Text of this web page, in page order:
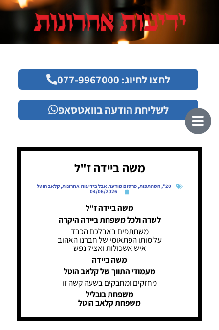
לחצו לחיוג: 077-9967000
לשליחת הודעה בוואטסאפ
משה ביידה ז"ל
20"
,השתתפות,פרסום מודעת אבל בידיעות אחרונות,קלאב הוטל
04/06/2026
משה ביידה ז"ל
לשרה ולכל משפחת ביידה היקרה
משתתפים באבלכם הכבד
על מותו הפתאומי של חברנו האהוב
איש אשכולות ואציל נפש
משה ביידה
מעמודי התווך של קלאב הוטל
מחזקים ומחבקים בשעה קשה זו
משפחת בובליל
משפחת קלאב הוטל